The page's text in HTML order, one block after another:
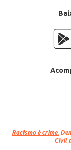
Racismo é crime.
Civil